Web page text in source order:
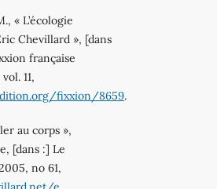
« L’écologie
Chevillard », [dans
française
11,
fixxion/8659.
au corps »,
[dans :] Le
no 61,